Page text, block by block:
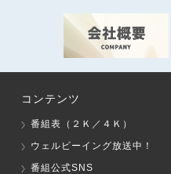
コンテンツ
番組表（２Ｋ／４Ｋ）
ウェルビーイング放送中！
番組公式SNS